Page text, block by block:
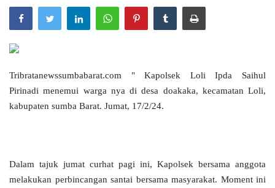
Giat Ops
Polsek Jajaran
Tribratanewssumbabarat.com " Kapolsek Loli Ipda Saihul
Pirinadi menemui warga nya di desa doakaka, kecamatan Loli,
kabupaten sumba Barat. Jumat, 17/2/24.
Dalam tajuk jumat curhat pagi ini, Kapolsek bersama anggota
melakukan perbincangan santai bersama masyarakat. Moment ini